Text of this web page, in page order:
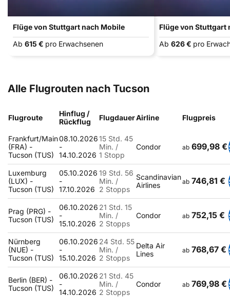
Flüge von Stuttgart nach Mobile
Ab 615 € pro Erwachsenen
Flüge von Stuttgart
Ab 626 € pro
Alle Flugrouten nach Tucson
Flugroute
Hinflug /
Rückflug
FlugdauerAirline Flugpreis
Frankfurt/Main
(FRA) -
Tucson (TUS)
08.10.2026
-
14.10.2026
15 Std. 45
Min. /
1 Stopp
Condor ab 699,98 €
Luxemburg
(LUX) -
Tucson (TUS)
05.10.2026
-
17.10.2026
19 Std. 56
Min. /
2 Stopps
Scandinavian
Airlines
ab 746,81 €
Prag (PRG) -
Tucson (TUS)
06.10.2026
-
15.10.2026
21 Std. 15
Min. /
2 Stopps
Condor ab 752,15 €
Nürnberg
(NUE) -
Tucson (TUS)
06.10.2026
-
15.10.2026
24 Std. 55
Min. /
2 Stopps
Delta Air
Lines
ab 768,67 €
Berlin (BER) -
Tucson (TUS)
06.10.2026
-
14.10.2026
21 Std. 45
Min. /
2 Stopps
Condor ab 769,98 €